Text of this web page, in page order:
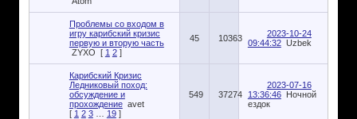
Проблемы со входом в
игру карибский кризис
первую и вторую часть
ZYXO [ 1 2 ]
45 10363
2023-10-24
09:44:32 Uzbek
Карибский Кризис
Ледниковый поход:
обсуждение и
прохождение avet
[ 1 2 3 19 ]
549 37274
2023-07-16
13:36:46 Ночной
ездок